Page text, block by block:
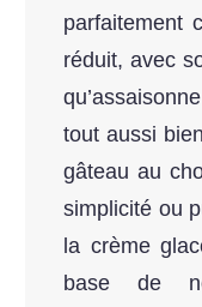
parfaitement
réduit, avec
tout aussi
gâteau au
simplicité ou
la crème
base de